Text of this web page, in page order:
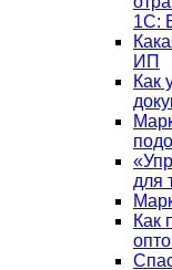
1С:
ИП
Как
для
Как